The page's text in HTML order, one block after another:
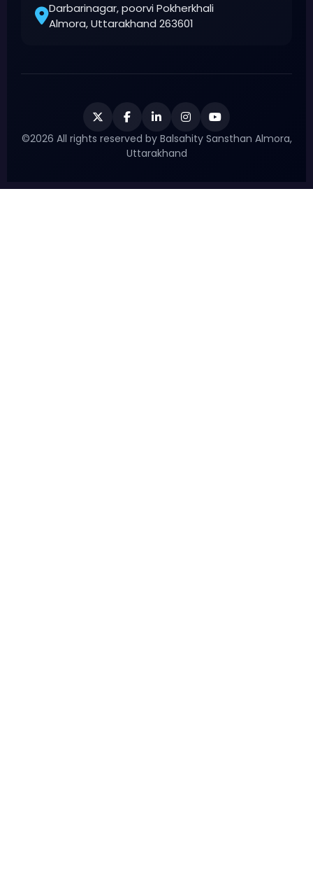
Darbarinagar, poorvi Pokherkhali
Almora, Uttarakhand 263601
©2026 All rights reserved by Balsahity Sansthan Almora,
Uttarakhand